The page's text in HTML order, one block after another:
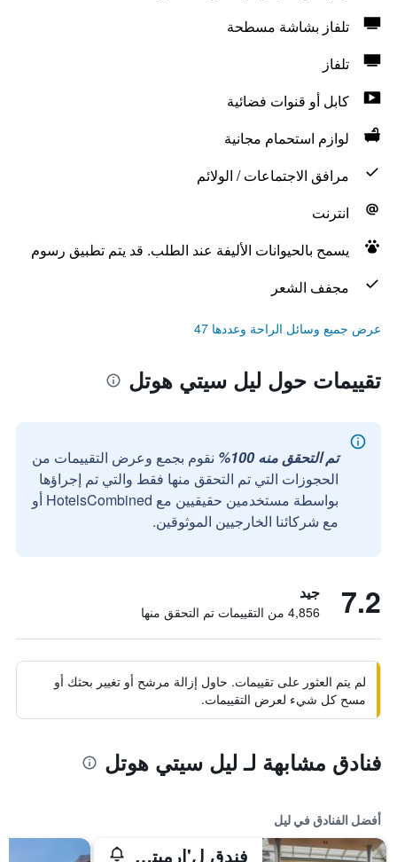
تلفاز بشاشة مسطحة
تلفاز
كابل أو قنوات فضائية
لوازم استحمام مجانية
مرافق الاجتماعات / الولائم
انترنت
يسمح بالحيوانات الأليفة عند الطلب. قد يتم تطبيق رسوم
مجفف الشعر
عرض جميع وسائل الراحة وعددها 47
تقييمات حول ليل سيتي هوتل
تم التحقق منه 100%
نقوم بجمع وعرض التقييمات من
الحجوزات التي تم التحقق منها فقط والتي تم إجراؤها
بواسطة مستخدمين حقيقيين مع HotelsCombined أو
مع شركائنا الخارجيين الموثوقين.
7.2 جيد
4,856 من التقييمات تم التحقق منها
لم يتم العثور على تقييمات. حاول إزالة مرشح أو تغيير بحثك أو
مسح كل شيء لعرض التقييمات.
فنادق مشابهة لـ ليل سيتي هوتل
أفضل الفنادق في ليل
فندق ل'ارميتاج غانتويس، أوتوغراف كوليكشن، إيه ماريوت لوكشري & لايفستايل